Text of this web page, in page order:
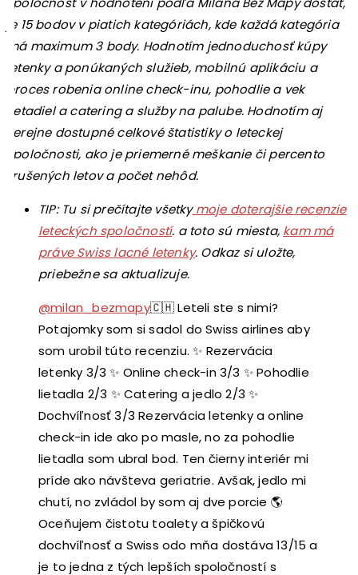
je 15 bodov v piatich kategóriách, kde každá kategória
má maximum 3 body. Hodnotím jednoduchosť kúpy
letenky a ponúkaných služieb, mobilnú aplikáciu a
proces robenia online check-inu, pohodlie a vek
lietadiel a catering a služby na palube. Hodnotím aj
verejne dostupné celkové štatistiky o leteckej
spoločnosti, ako je priemerné meškanie či percento
zrušených letov a počet nehôd.
TIP: Tu si prečítajte všetky moje doterajšie recenzie
leteckých spoločností. a toto sú miesta, kam má
práve Swiss lacné letenky. Odkaz si uložte,
priebežne sa aktualizuje.
@milan_bezmapy🇨🇭 Leteli ste s nimi?
Potajomky som si sadol do Swiss airlines aby
som urobil túto recenziu. ✨ Rezervácia
letenky 3/3 ✨ Online check-in 3/3 ✨ Pohodlie
lietadla 2/3 ✨ Catering a jedlo 2/3 ✨
Dochvíľnosť 3/3 Rezervácia letenky a online
check-in ide ako po masle, no za pohodlie
lietadla som ubral bod. Ten čierny interiér mi
príde ako návšteva geriatrie. Avšak, jedlo mi
chutí, no zvládol by som aj dve porcie 🌎
Oceňujem čistotu toalety a špičkovú
dochvíľnosť a Swiss odo mňa dostáva 13/15 a
je to jedna z tých lepších spoločností s